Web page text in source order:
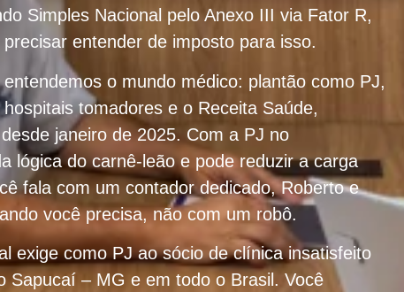
Simples Nacional pelo Anexo III via Fator R,
entender de imposto para isso.
o mundo médico: plantão como PJ,
tomadores e o Receita Saúde,
janeiro de 2025. Com a PJ no
lógica do carnê-leão e pode reduzir a carga
fala com um contador dedicado, Roberto e
você precisa, não com um robô.
exige como PJ ao sócio de clínica insatisfeito
Sapucaí – MG e em todo o Brasil. Você